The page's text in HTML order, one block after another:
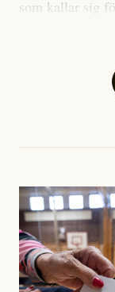
som kallar sig
skriver för?
oberoende”
utpekas som
handlar artikeln
splittring och
skapar betydligt